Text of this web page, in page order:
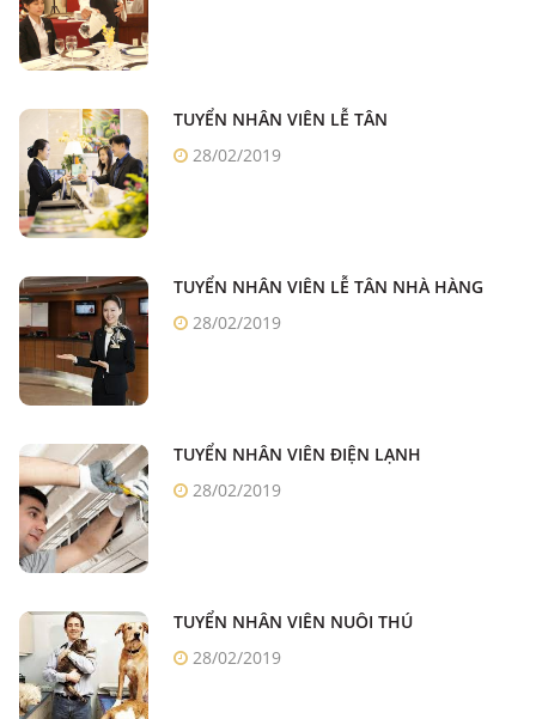
TUYỂN NHÂN VIÊN LỄ TÂN
28/02/2019
TUYỂN NHÂN VIÊN LỄ TÂN NHÀ HÀNG
28/02/2019
TUYỂN NHÂN VIÊN ĐIỆN LẠNH
28/02/2019
TUYỂN NHÂN VIÊN NUÔI THÚ
28/02/2019